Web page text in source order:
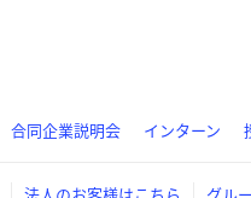
合同企業説明会 インターン